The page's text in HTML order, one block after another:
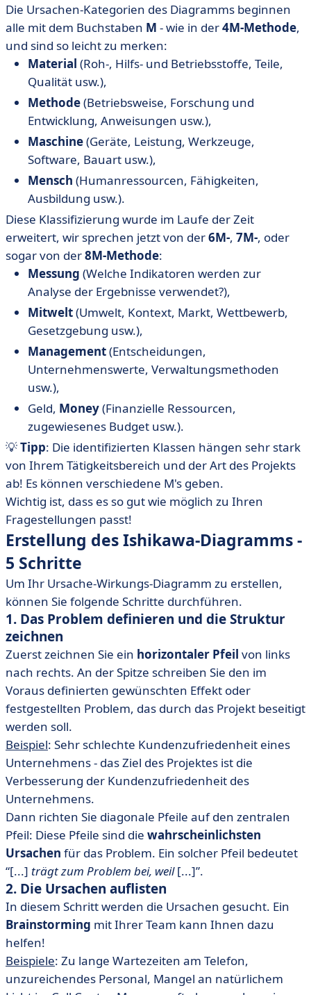
Die Ursachen-Kategorien des Diagramms beginnen
alle mit dem Buchstaben M - wie in der4M-Methode,
und sind so leicht zu merken:
Material (Roh-, Hilfs- und Betriebsstoffe, Teile,
Qualität usw.),
Methode(Betriebsweise, Forschung und
Entwicklung, Anweisungen usw.),
Maschine(Geräte, Leistung, Werkzeuge,
Software, Bauart usw.),
Mensch (Humanressourcen, Fähigkeiten,
Ausbildung usw.).
Diese Klassifizierung wurde im Laufe der Zeit
erweitert, wir sprechen jetzt von der6M-, 7M-, oder
sogar von der8M-Methode:
Messung (Welche Indikatoren werden zur
Analyse der Ergebnisse verwendet?),
Mitwelt(Umwelt, Kontext, Markt, Wettbewerb,
Gesetzgebung usw.),
Management(Entscheidungen,
Unternehmenswerte, Verwaltungsmethoden
usw.),
Geld, Money(Finanzielle Ressourcen,
zugewiesenes Budget usw.).
💡Tipp: Die identifizierten Klassen hängen sehr stark
von Ihrem Tätigkeitsbereich und der Art des Projekts
ab! Es können verschiedene M's geben.
Wichtig ist, dass es so gut wie möglich zu Ihren
Fragestellungen passt!
Erstellung des Ishikawa-Diagramms -
5 Schritte
Um Ihr Ursache-Wirkungs-Diagramm zu erstellen,
können Sie folgende Schritte durchführen.
1. Das Problem definieren und die Struktur
zeichnen
Zuerst zeichnen Sie ein horizontaler Pfeil von links
nach rechts. An der Spitze schreiben Sie den im
Voraus definierten gewünschten Effekt oder
festgestellten Problem, das durch das Projekt beseitigt
werden soll.
Beispiel: Sehr schlechte Kundenzufriedenheit eines
Unternehmens - das Ziel des Projektes ist die
Verbesserung der Kundenzufriedenheit des
Unternehmens.
Dann richten Sie diagonale Pfeile auf den zentralen
Pfeil: Diese Pfeile sind die wahrscheinlichsten
Ursachen für das Problem. Ein solcher Pfeil bedeutet
“[...] trägt zum Problem bei, weil[...]”.
2. Die Ursachen auflisten
In diesem Schritt werden die Ursachen gesucht. Ein
Brainstorming mit Ihrer Team kann Ihnen dazu
helfen!
Beispiele: Zu lange Wartezeiten am Telefon,
unzureichendes Personal, Mangel an natürlichem